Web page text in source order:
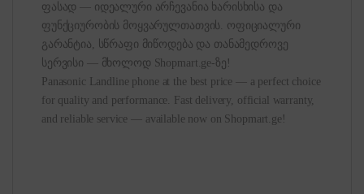
ფასად — იდეალური არჩევანია ხარისხისა და
ფუნქციურობის მოყვარულთათვის. ოფიციალური
გარანტია, სწრაფი მიწოდება და თანამედროვე
სერვისი — მხოლოდ Shopmart.ge-ზე!
Panasonic Landline phone at the best price — a perfect choice
for quality and performance. Fast delivery, official warranty,
and reliable service — available now on Shopmart.ge!